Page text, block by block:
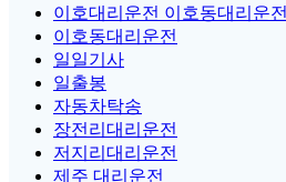
이호대리운전 이호동대리운전
이호동대리운전
일일기사
일출봉
자동차탁송
장전리대리운전
저지리대리운전
제주 대리운전